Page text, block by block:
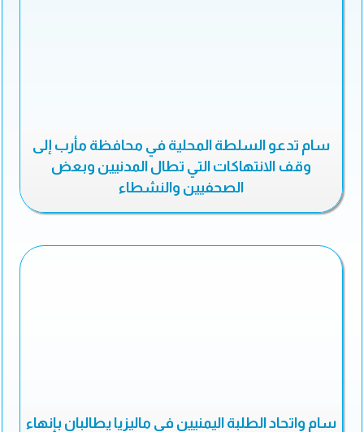
سام تدعو السلطة المحلية في محافظة مأرب إلى
وقف الانتهاكات التي تطال المدنيين وبعض
الصحفيين والنشطاء
سام واتحاد الطلبة اليمنيين في ماليزيا يطالبان بإنهاء